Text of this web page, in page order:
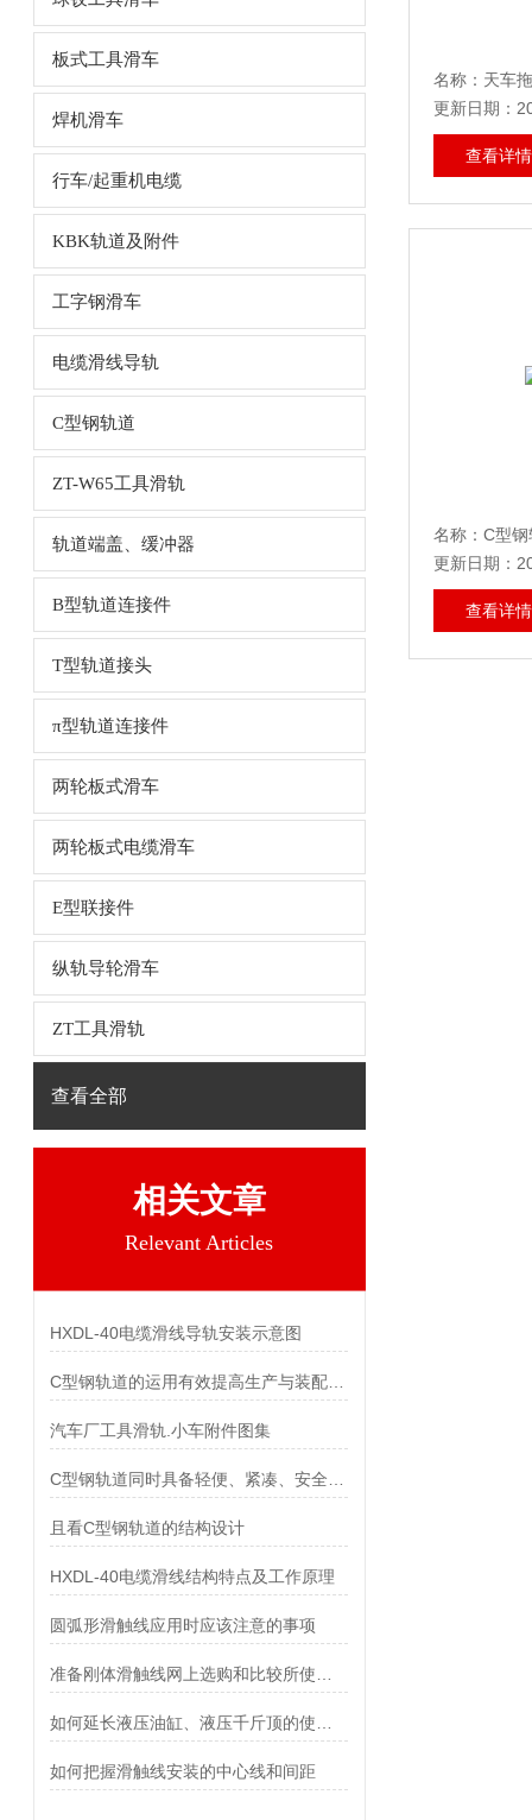
板式工具滑车
焊机滑车
行车/起重机电缆
KBK轨道及附件
工字钢滑车
电缆滑线导轨
C型钢轨道
ZT-W65工具滑轨
轨道端盖、缓冲器
B型轨道连接件
T型轨道接头
π型轨道连接件
两轮板式滑车
两轮板式电缆滑车
E型联接件
纵轨导轮滑车
ZT工具滑轨
查看全部
相关文章
Relevant Articles
HXDL-40电缆滑线导轨安装示意图
汽车厂工具滑轨.小车附件图集
且看C型钢轨道的结构设计
HXDL-40电缆滑线结构特点及工作原理
圆弧形滑触线应用时应该注意的事项
如何把握滑触线安装的中心线和间距
名称：天车
更新日期：
查看详情
名称：C型钢
更新日期：
查看详情